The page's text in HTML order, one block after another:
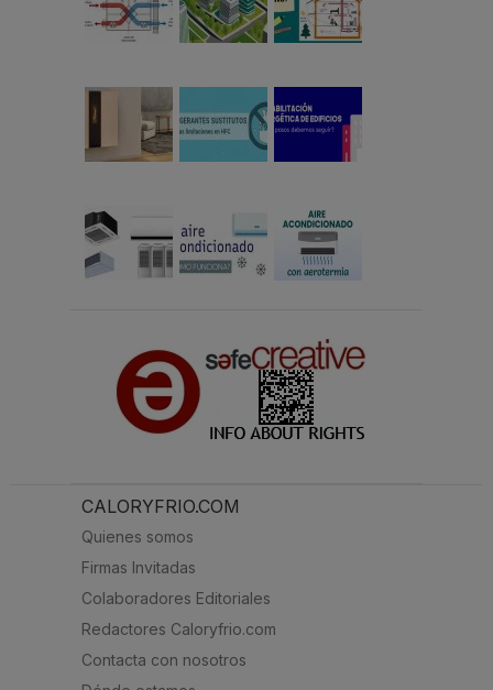
CALORYFRIO.COM
Quienes somos
Firmas Invitadas
Colaboradores Editoriales
Redactores Caloryfrio.com
Contacta con nosotros